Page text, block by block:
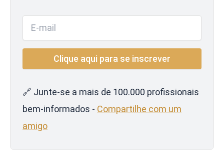
🔗 Junte-se a mais de 100.000 profissionais
bem-informados - Compartilhe com um
amigo